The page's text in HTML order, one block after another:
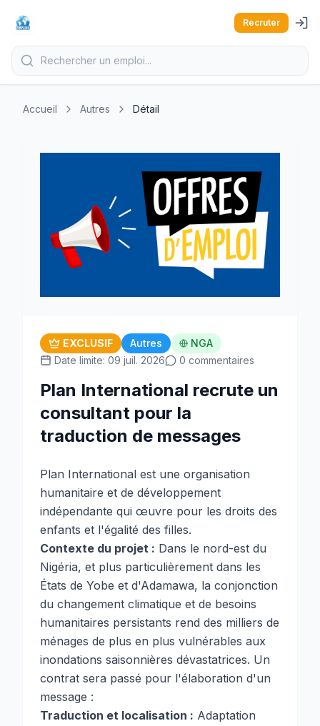
Recruter
Accueil Autres Détail
EXCLUSIF Autres
NGA
Date limite: 09 juil. 2026
0 commentaires
Plan International recrute un
consultant pour la
traduction de messages
Plan International est une organisation
humanitaire et de développement
indépendante qui œuvre pour les droits des
enfants et l'égalité des filles.
Contexte du projet : Dans le nord-est du
Nigéria, et plus particulièrement dans les
États de Yobe et d'Adamawa, la conjonction
du changement climatique et de besoins
humanitaires persistants rend des milliers de
ménages de plus en plus vulnérables aux
inondations saisonnières dévastatrices. Un
contrat sera passé pour l'élaboration d'un
message :
Traduction et localisation : Adaptation